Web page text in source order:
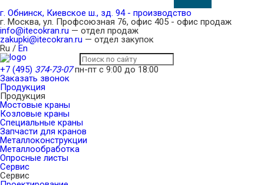
г. Обнинск, Киевское ш., зд. 94 - производство
г. Москва, ул. Профсоюзная 76, офис 405 - офис продаж
info@itecokran.ru — отдел продаж
zakupki@itecokran.ru — отдел закупок
Ru / En
+7 (495) 374-73-07 пн-пт с 9:00 до 18:00
Заказать звонок
Продукция
Продукция
Мостовые краны
Козловые краны
Специальные краны
Запчасти для кранов
Металлоконструкции
Металлообработка
Опросные листы
Сервис
Сервис